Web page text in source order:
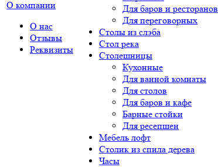
О компании
О нас
Отзывы
Реквизиты
Для баров и ресторанов
Для переговорных
Столы из слэба
Стол река
Столешницы
Кухонные
Для ванной комнаты
Для столов
Для баров и кафе
Барные стойки
Для ресепшен
Мебель лофт
Столик из спила дерева
Часы